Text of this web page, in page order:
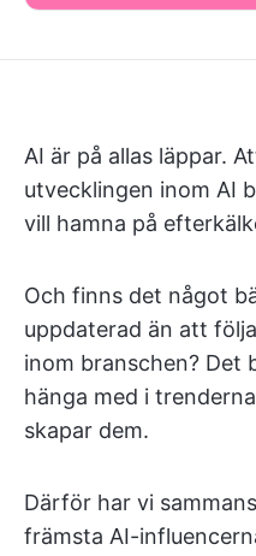
AI är på allas läppar.
utvecklingen inom AI
vill hamna på
Och finns det något
uppdaterad än att
inom branschen? Det
hänga med i
skapar dem.
Därför har vi
främsta AI-